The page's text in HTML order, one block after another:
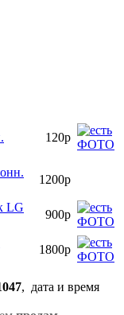
120р
1200р
LG
900р
1800р
, дата и время